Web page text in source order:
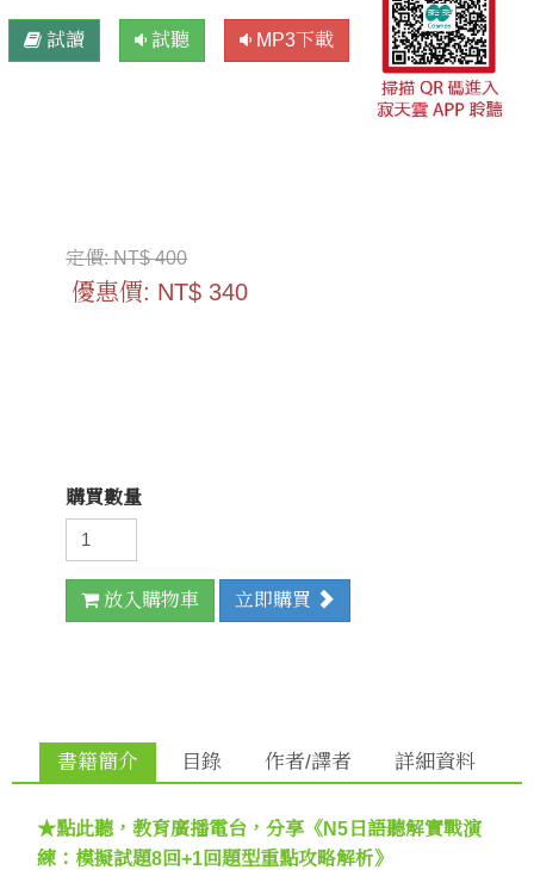
試讀 試聽 MP3下載
定價:NT$ 400
優惠價: NT$ 340
購買數量
放入購物車 立即購買
書籍簡介 目錄 作者/譯者 詳細資料
★點此聽，教育廣播電台，分享《N5日語聽解實戰演
練：模擬試題8回+1回題型重點攻略解析》